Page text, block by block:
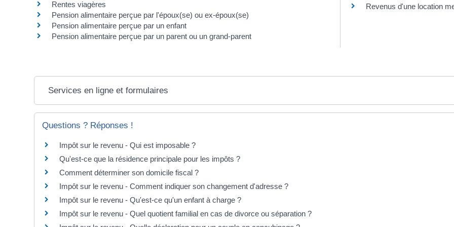
Rentes viagères
Pension alimentaire perçue par l'époux(se) ou ex-époux(se)
Pension alimentaire perçue par un enfant
Pension alimentaire perçue par un parent ou un grand-parent
Revenus d'une location
Services en ligne et formulaires
Questions ? Réponses !
Impôt sur le revenu - Qui est imposable ?
Qu'est-ce que la résidence principale pour les impôts ?
Comment déterminer son domicile fiscal ?
Impôt sur le revenu - Comment indiquer son changement d'adresse ?
Impôt sur le revenu - Qu'est-ce qu'un enfant à charge ?
Impôt sur le revenu - Quel quotient familial en cas de divorce ou séparation ?